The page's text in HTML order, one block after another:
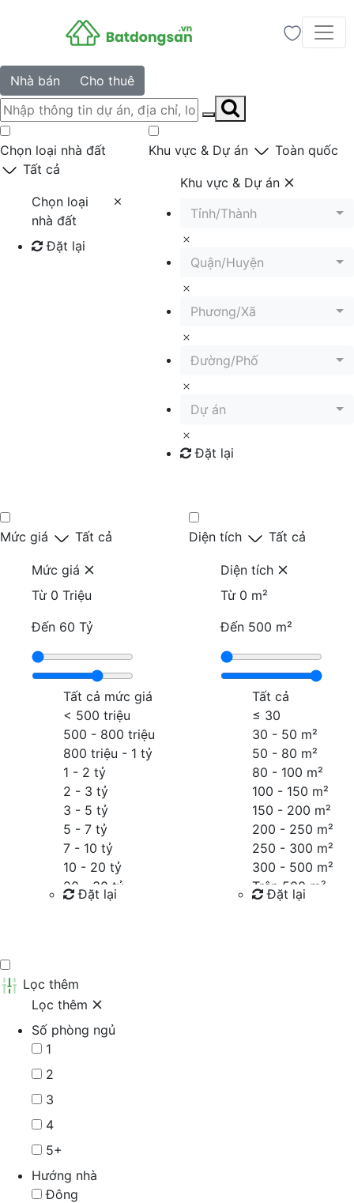
Nhà bán Cho thuê
Chọn loại nhà đất
Tất cả
Chọn loại
nhà đất
Đặt lại
Khu vực & Dự án Toàn quốc
Khu vực & Dự án
Tỉnh/Thành
Quận/Huyện
Phương/Xã
Đường/Phố
Dự án
Đặt lại
Mức giá Tất cả
Mức giá
Từ 0 Triệu
Đến 60 Tỷ
Tất cả mức giá
< 500 triệu
500 - 800 triệu
800 triệu - 1 tỷ
1 - 2 tỷ
2 - 3 tỷ
3 - 5 tỷ
5 - 7 tỷ
7 - 10 tỷ
10 - 20 tỷ
20 - 30 tỷ
30 - 40 tỷ
Đặt lại
Diện tích Tất cả
Diện tích
Từ 0 m²
Đến 500 m²
Tất cả
≤ 30
30 - 50 m²
50 - 80 m²
80 - 100 m²
100 - 150 m²
150 - 200 m²
200 - 250 m²
250 - 300 m²
300 - 500 m²
Trên 500 m²
Đặt lại
Lọc thêm
Lọc thêm
Số phòng ngủ
1
2
3
4
5+
Hướng nhà
Đông